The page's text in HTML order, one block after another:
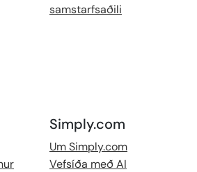
samstarfsaðili
Simply.com
Um Simply.com
Vefsíða með AI